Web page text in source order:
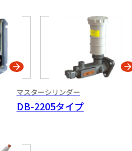
マスターシリンダー
DB-2205タイプ